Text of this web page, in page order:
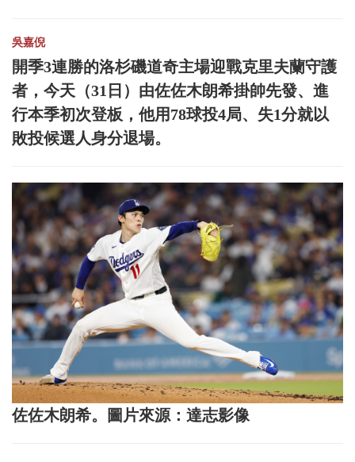
吳嘉倪
開季3連勝的洛杉磯道奇主場迎戰克里夫蘭守護
者，今天（31日）由佐佐木朗希掛帥先發、進
行本季初次登板，他用78球投4局、失1分就以
敗投候選人身分退場。
佐佐木朗希。圖片來源：達志影像